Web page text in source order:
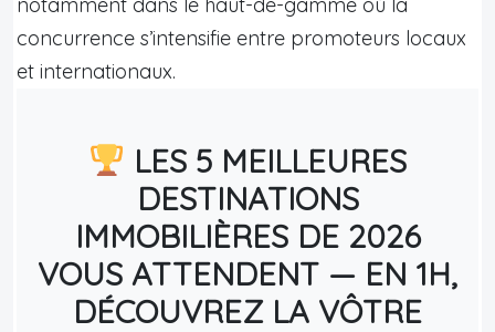
concurrence s’intensifie entre promoteurs locaux
et internationaux.
LES 5 MEILLEURES
DESTINATIONS
IMMOBILIÈRES DE 2026
VOUS ATTENDENT — EN 1H,
DÉCOUVREZ LA VÔTRE